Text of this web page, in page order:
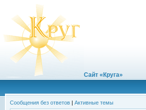
Сайт «Круга»
Сообщения без ответов | Активные темы